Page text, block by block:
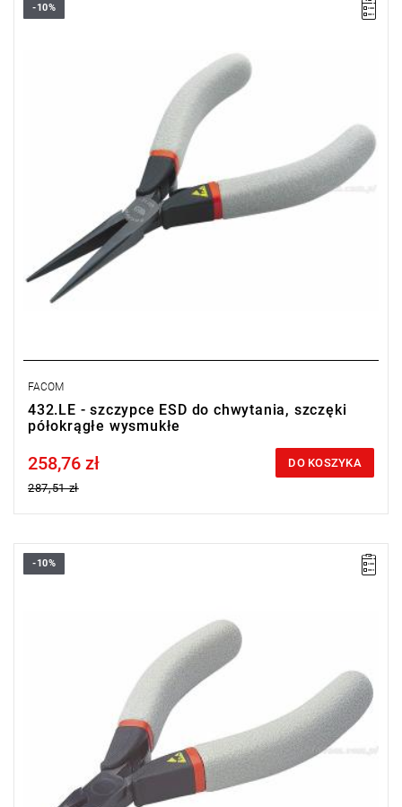
Masa: 70 g.
-10%
FACOM
432.LE - szczypce ESD do chwytania, szczęki
półokrągłe wysmukłe
Price tax included
258,76 zł
287,51 zł
DO KOSZYKA
Masa: 70 g.
-10%